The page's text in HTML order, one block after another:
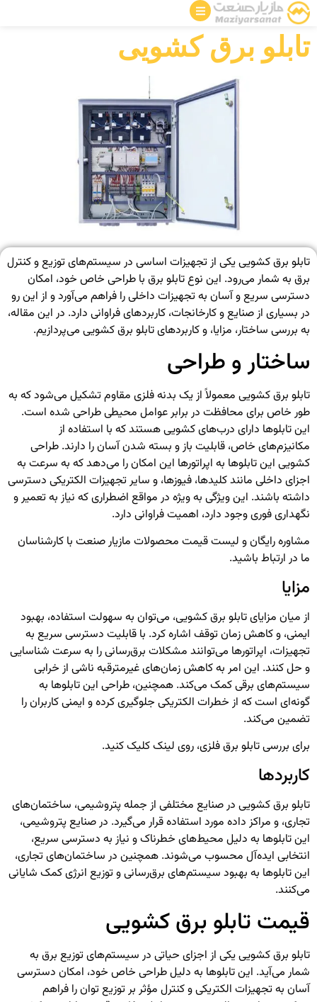
تابلو برق کشویی
تابلو برق کشویی یکی از تجهیزات اساسی در سیستم‌های توزیع و کنترل
برق به شمار می‌رود. این نوع تابلو برق با طراحی خاص خود، امکان
دسترسی سریع و آسان به تجهیزات داخلی را فراهم می‌آورد و از این رو
در بسیاری از صنایع و کارخانجات، کاربردهای فراوانی دارد. در این مقاله،
به بررسی ساختار، مزایا، و کاربردهای تابلو برق کشویی می‌پردازیم.
ساختار و طراحی
تابلو برق کشویی معمولاً از یک بدنه فلزی مقاوم تشکیل می‌شود که به
طور خاص برای محافظت در برابر عوامل محیطی طراحی شده است.
این تابلوها دارای درب‌های کشویی هستند که با استفاده از
مکانیزم‌های خاص، قابلیت باز و بسته شدن آسان را دارند. طراحی
کشویی این تابلوها به اپراتورها این امکان را می‌دهد که به سرعت به
اجزای داخلی مانند کلیدها، فیوزها، و سایر تجهیزات الکتریکی دسترسی
داشته باشند. این ویژگی به ویژه در مواقع اضطراری که نیاز به تعمیر و
نگهداری فوری وجود دارد، اهمیت فراوانی دارد.
مشاوره رایگان و لیست قیمت محصولات مازیار صنعت با کارشناسان
ما در ارتباط باشید.
مزایا
از میان مزایای تابلو برق کشویی، می‌توان به سهولت استفاده، بهبود
ایمنی، و کاهش زمان توقف اشاره کرد. با قابلیت دسترسی سریع به
تجهیزات، اپراتورها می‌توانند مشکلات برق‌رسانی را به سرعت شناسایی
و حل کنند. این امر به کاهش زمان‌های غیرمترقبه ناشی از خرابی
سیستم‌های برقی کمک می‌کند. همچنین، طراحی این تابلوها به
گونه‌ای است که از خطرات الکتریکی جلوگیری کرده و ایمنی کاربران را
تضمین می‌کند.
برای بررسیتابلو برق فلزی، روی لینک کلیک کنید.
کاربردها
تابلو برق کشویی در صنایع مختلفی از جمله پتروشیمی، ساختمان‌های
تجاری، و مراکز داده مورد استفاده قرار می‌گیرد. در صنایع پتروشیمی،
این تابلوها به دلیل محیط‌های خطرناک و نیاز به دسترسی سریع،
انتخابی ایده‌آل محسوب می‌شوند. همچنین در ساختمان‌های تجاری،
این تابلوها به بهبود سیستم‌های برق‌رسانی و توزیع انرژی کمک شایانی
می‌کنند.
قیمت تابلو برق کشویی
تابلو برق کشویی یکی از اجزای حیاتی در سیستم‌های توزیع برق به
شمار می‌آید. این تابلوها به دلیل طراحی خاص خود، امکان دسترسی
آسان به تجهیزات الکتریکی و کنترل مؤثر بر توزیع توان را فراهم